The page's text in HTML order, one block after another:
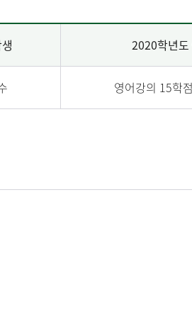
2020학년도
영어강의 15학